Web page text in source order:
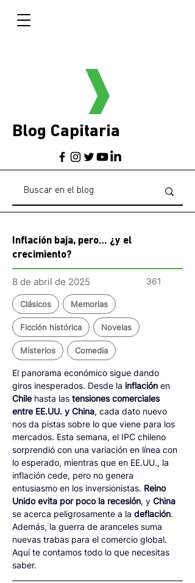
Blog Capitaria
Inflación baja, pero… ¿y el
crecimiento?
8 de abril de 2025 361
Clásicos Memorias
Ficción histórica Novelas
Misterios Comedia
El panorama económico sigue dando
giros inesperados. Desde la inflación en
Chile hasta las tensiones comerciales
entre EE.UU. y China, cada dato nuevo
nos da pistas sobre lo que viene para los
mercados. Esta semana, el IPC chileno
sorprendió con una variación en línea con
lo esperado, mientras que en EE.UU., la
inflación cede, pero no genera
entusiasmo en los inversionistas. Reino
Unido evita por poco la recesión, y China
se acerca peligrosamente a la deflación.
Además, la guerra de aranceles suma
nuevas trabas para el comercio global.
Aquí te contamos todo lo que necesitas
saber.